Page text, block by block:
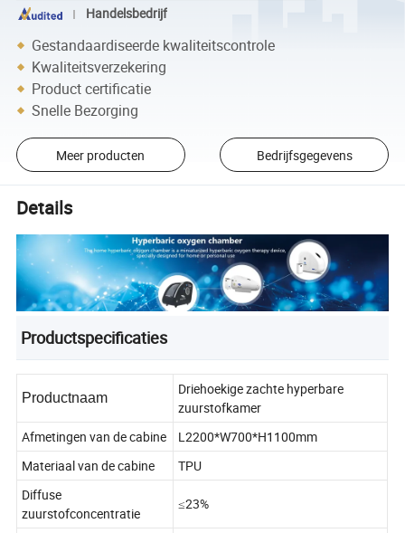
Handelsbedrijf
Gestandaardiseerde kwaliteitscontrole
Kwaliteitsverzekering
Product certificatie
Snelle Bezorging
Meer producten Bedrijfsgegevens
Details
Productspecificaties
Productnaam
Driehoekige zachte hyperbare
zuurstofkamer
Afmetingen van de cabine
L2200*W700*H1100mm
Materiaal van de cabine
TPU
Diffuse
zuurstofconcentratie
≤23%